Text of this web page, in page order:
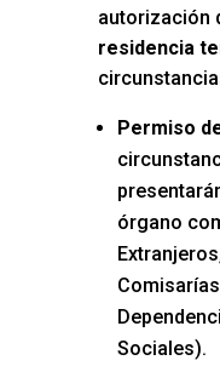
autorización
residencia
Permiso
órgano
Sociales).